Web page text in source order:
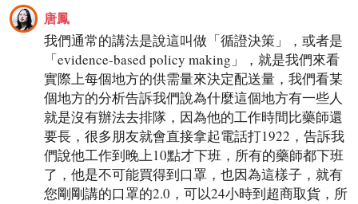
唐鳳
我們通常的講法是說這叫做「循證決策」，或者是
「evidence-based policy making」，就是我們來看
實際上每個地方的供需量來決定配送量，我們看某
個地方的分析告訴我們說為什麼這個地方有一些人
就是沒有辦法去排隊，因為他的工作時間比藥師還
要長，很多朋友就會直接拿起電話打1922，告訴我
們說他工作到晚上10點才下班，所有的藥師都下班
了，他是不可能買得到口罩，也因為這樣子，就有
您剛剛講的口罩的2.0，可以24小時到超商取貨，所